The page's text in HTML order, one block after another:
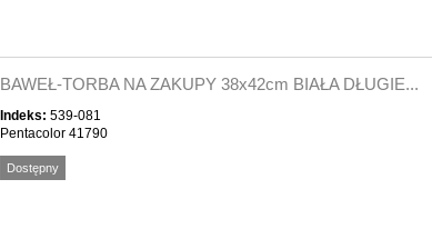
BAWEŁ-TORBA NA ZAKUPY 38x42cm BIAŁA DŁUGIE...
Indeks: 539-081
Pentacolor 41790
Dostępny